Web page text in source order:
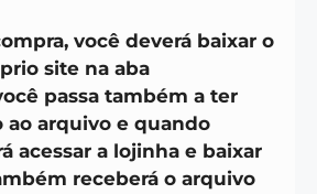
você deverá baixar o
site na aba
passa também a ter
ao arquivo e quando
acessar a lojinha e baixar
receberá o arquivo